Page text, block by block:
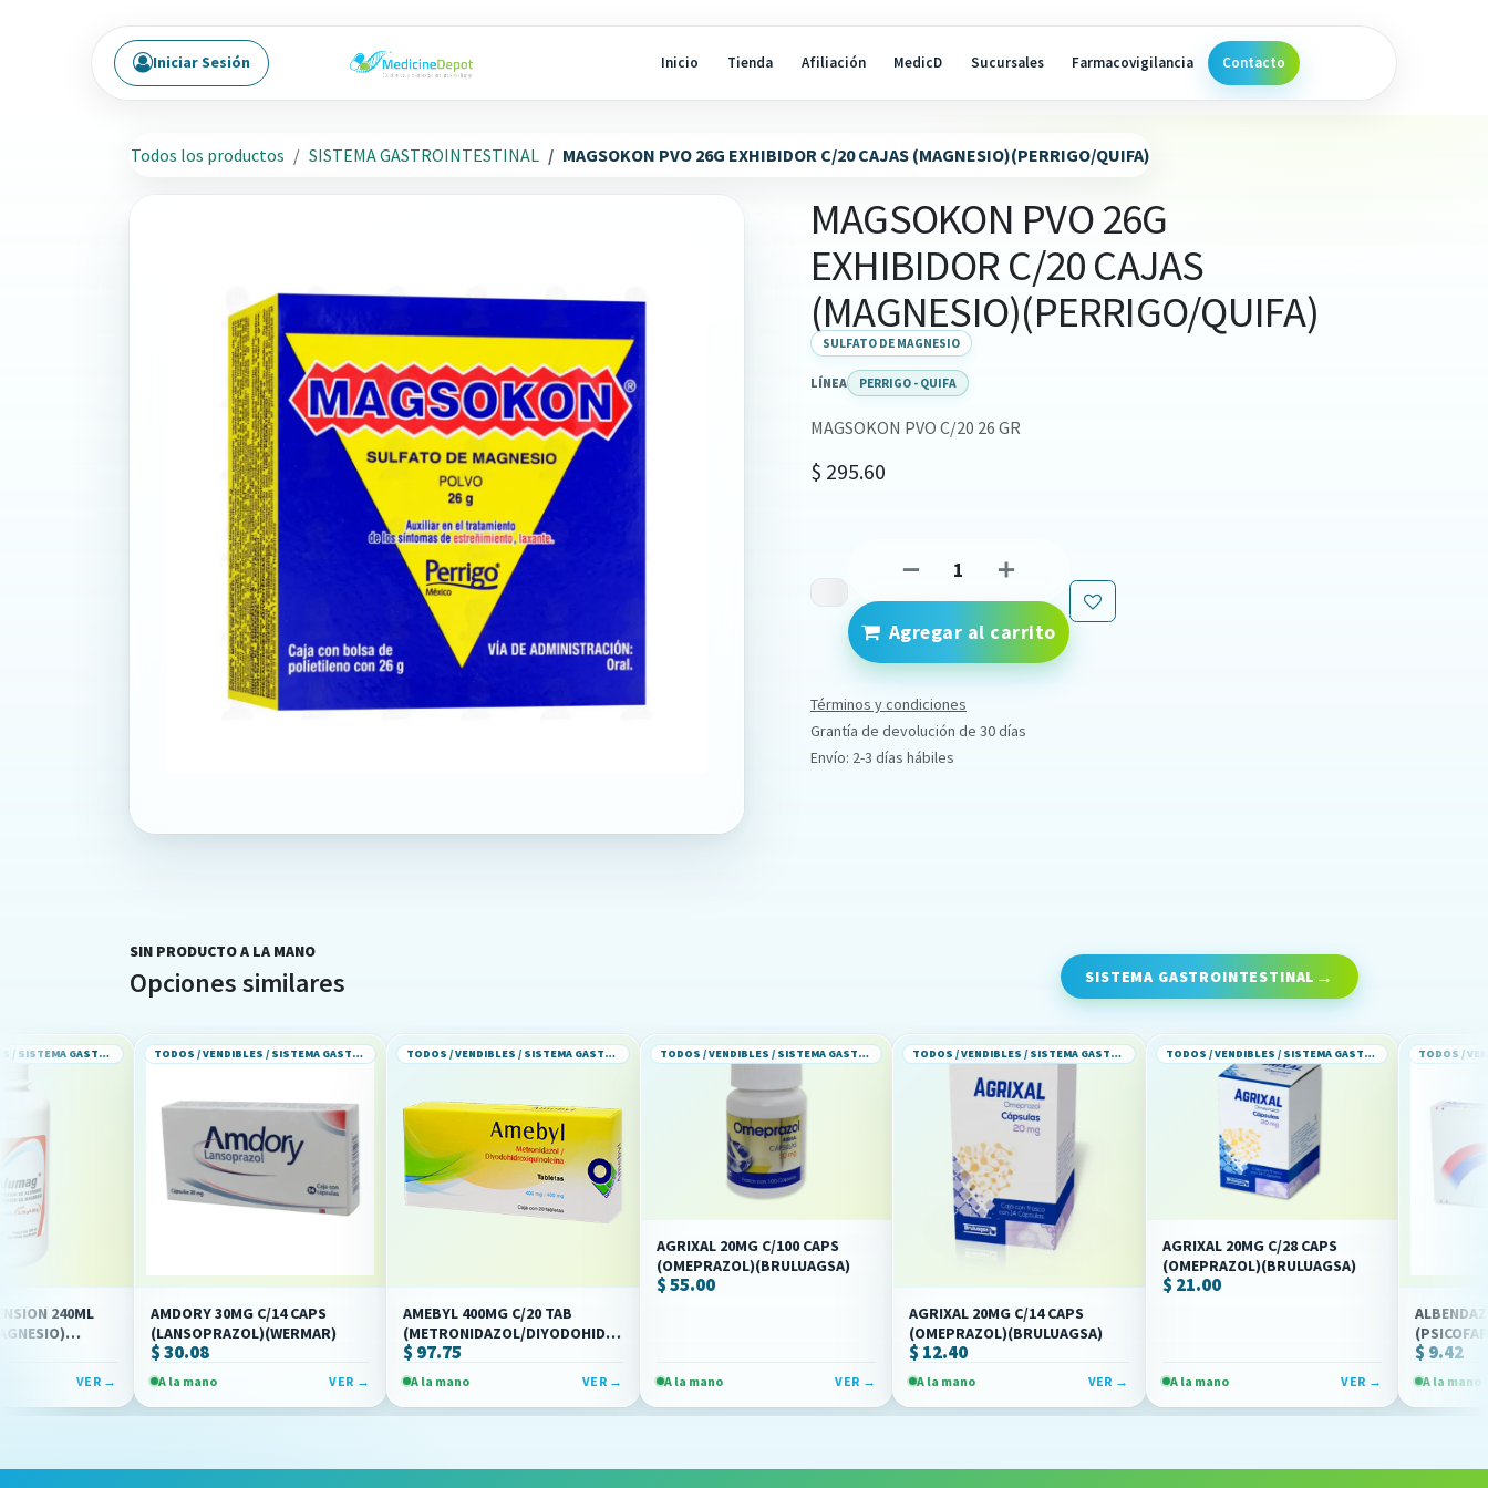
Inicio Tienda Afiliación MedicD Sucursales Farmacovigilancia Contacto
Iniciar Sesión
Todos los productos SISTEMA GASTROINTESTINAL MAGSOKON PVO 26G EXHIBIDOR C/20 CAJAS (MAGNESIO)(PERRIGO/QUIFA)
MAGSOKON PVO 26G
EXHIBIDOR C/20 CAJAS
(MAGNESIO)(PERRIGO/QUIFA)
SULFATO DE MAGNESIO
LÍNEA PERRIGO - QUIFA
MAGSOKON PVO C/20 26 GR
$ 295.60
Agregar al carrito
Términos y condiciones
Grantía de devolución de 30 días
Envío: 2-3 días hábiles
SIN PRODUCTO A LA MANO
Opciones similares SISTEMA GASTROINTESTINAL
TODOS / VENDIBLES / SISTEMA GASTROINTESTINAL TODOS / VENDIBLES / SISTEMA GASTROINTESTINAL
AMDORY 30MG C/14 CAPS
(LANSOPRAZOL)(WERMAR)
A la mano
TODOS / VENDIBLES / SISTEMA GASTROINTESTINAL
AMEBYL 400MG C/20 TAB
(METRONIDAZOL/DIYODOHIDROXIQUINOLEINA)
(OFFENBACH)
A la mano
TODOS / VENDIBLES / SISTEMA GASTROINTESTINAL
AGRIXAL 20MG C/100 CAPS
(OMEPRAZOL)(BRULUAGSA)
$ 55.00
A la mano
TODOS / VENDIBLES / SISTEMA GASTROINTESTINAL
AGRIXAL 20MG C/14 CAPS
(OMEPRAZOL)(BRULUAGSA)
A la mano
TODOS / VENDIBLES / SISTEMA GASTROINTESTINAL
AGRIXAL 20MG C/28 CAPS
(OMEPRAZOL)(BRULUAGSA)
$ 21.00
A la mano
ALBENDAZOL
(PSICOFARMA)
A la mano